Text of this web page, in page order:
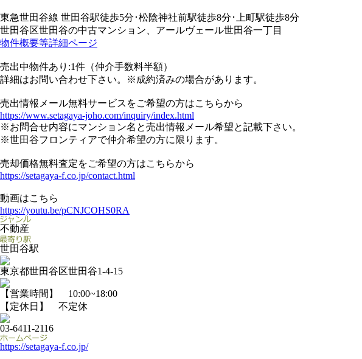
東急世田谷線 世田谷駅徒歩5分･松陰神社前駅徒歩8分･上町駅徒歩8分
世田谷区世田谷の中古マンション、アールヴェール世田谷一丁目
物件概要等詳細ページ
売出中物件あり:1件（仲介手数料半額）
詳細はお問い合わせ下さい。※成約済みの場合があります。
売出情報メール無料サービスをご希望の方はこちらから
https://www.setagaya-joho.com/inquiry/index.html
※お問合せ内容にマンション名と売出情報メール希望と記載下さい。
※世田谷フロンティアで仲介希望の方に限ります。
売却価格無料査定をご希望の方はこちらから
https://setagaya-f.co.jp/contact.html
動画はこちら
https://youtu.be/pCNJCOHS0RA
不動産
世田谷駅
東京都世田谷区世田谷1-4-15
【営業時間】 10:00~18:00
【定休日】 不定休
03-6411-2116
https://setagaya-f.co.jp/